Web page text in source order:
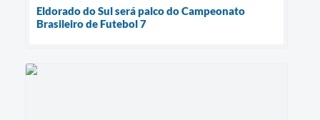
Eldorado do Sul será palco do Campeonato
Brasileiro de Futebol 7